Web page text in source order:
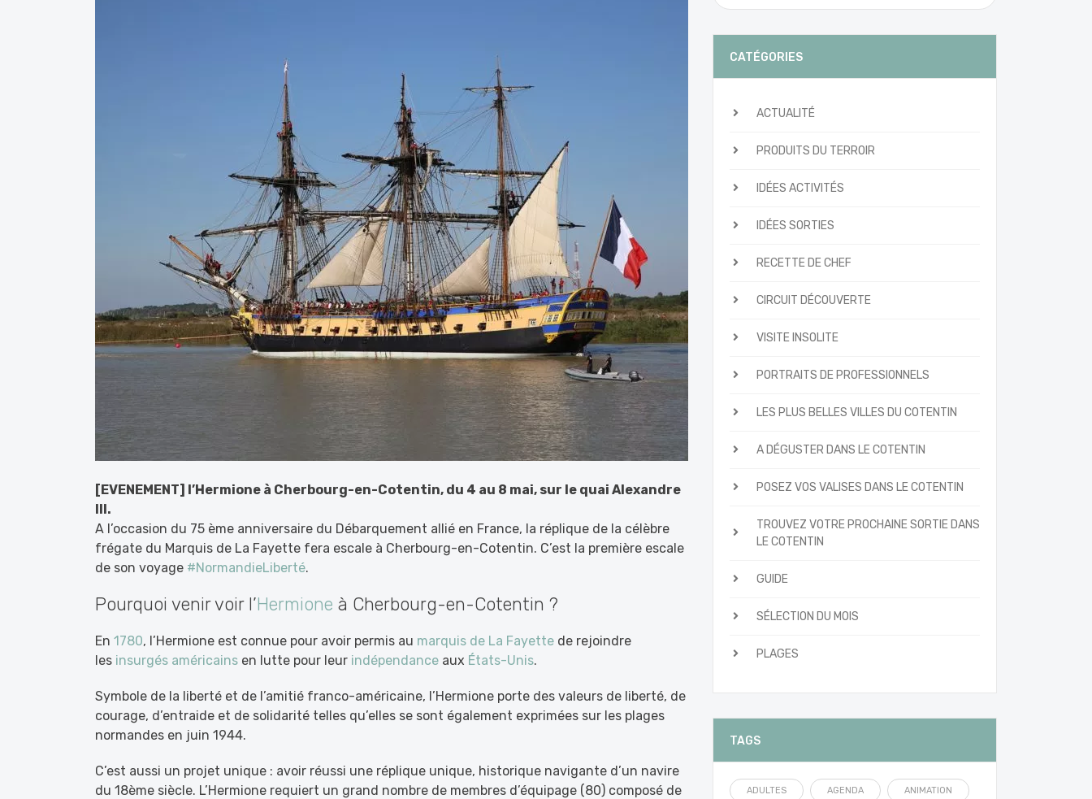
[EVENEMENT] l’Hermione à Cherbourg-en-Cotentin, du 4 au 8 mai, sur le quai Alexandre
III.
A l’occasion du 75 ème anniversaire du Débarquement allié en France, la réplique de la célèbre
frégate du Marquis de La Fayette fera escale à Cherbourg-en-Cotentin. C’est la première escale
de son voyage #NormandieLiberté.
Pourquoi venir voir l’Hermione à Cherbourg-en-Cotentin ?
En 1780, l’Hermione est connue pour avoir permis au marquis de La Fayette de rejoindre
les insurgés américains en lutte pour leur indépendance aux États-Unis.
Symbole de la liberté et de l’amitié franco-américaine, l’Hermione porte des valeurs de liberté, de
courage, d’entraide et de solidarité telles qu’elles se sont également exprimées sur les plages
normandes en juin 1944.
C’est aussi un projet unique : avoir réussi une réplique unique, historique navigante d’un navire
du 18ème siècle. L’Hermione requiert un grand nombre de membres d’équipage (80) composé de
CATÉGORIES
ACTUALITÉ
PRODUITS DU TERROIR
IDÉES ACTIVITÉS
IDÉES SORTIES
RECETTE DE CHEF
CIRCUIT DÉCOUVERTE
VISITE INSOLITE
PORTRAITS DE PROFESSIONNELS
LES PLUS BELLES VILLES DU COTENTIN
A DÉGUSTER DANS LE COTENTIN
POSEZ VOS VALISES DANS LE COTENTIN
TROUVEZ VOTRE PROCHAINE SORTIE DANS
LE COTENTIN
GUIDE
SÉLECTION DU MOIS
PLAGES
TAGS
ADULTES AGENDA ANIMATION